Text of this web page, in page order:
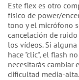
Este flex es otro
físico de power/
tono y el micrófono
cancelación de
los vídeos. Si
hace "clic", el flash
necesitarás cambiar
dificultad media-alta.